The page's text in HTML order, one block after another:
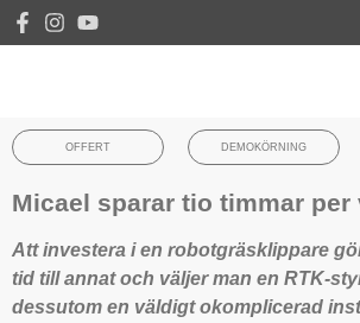
OFFERT DEMOKÖRNING
Micael sparar tio timmar per
Att investera i en robotgräsklippare
tid till annat och väljer man en RTK-
dessutom en väldigt okomplicerad